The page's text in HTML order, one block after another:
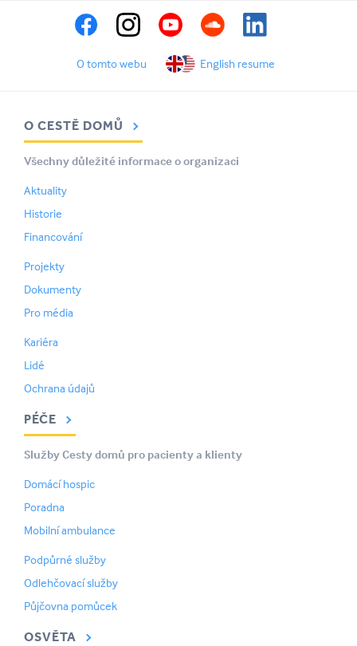
O tomto webu English resume
O CESTĚ DOMŮ
Všechny důležité informace o organizaci
Aktuality
Historie
Financování
Projekty
Dokumenty
Pro média
Kariéra
Lidé
Ochrana údajů
PÉČE
Služby Cesty domů pro pacienty a klienty
Domácí hospic
Poradna
Mobilní ambulance
Podpůrné služby
Odlehčovací služby
Půjčovna pomůcek
OSVĚTA